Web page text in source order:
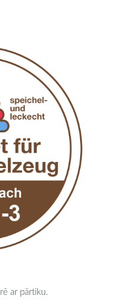
ar pārtiku.